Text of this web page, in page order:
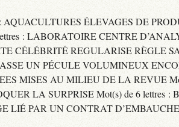
: AQUACULTURES ÉLEVAGES DE
: LABORATOIRE CENTRE
CÉLÉBRITÉ REGULARISE RÈGLE
UN PÉCULE VOLUMINEUX
MISES AU MILIEU DE LA REVUE
LA SURPRISE Mot(s) de 6 lettres :
LIÉ PAR UN CONTRAT